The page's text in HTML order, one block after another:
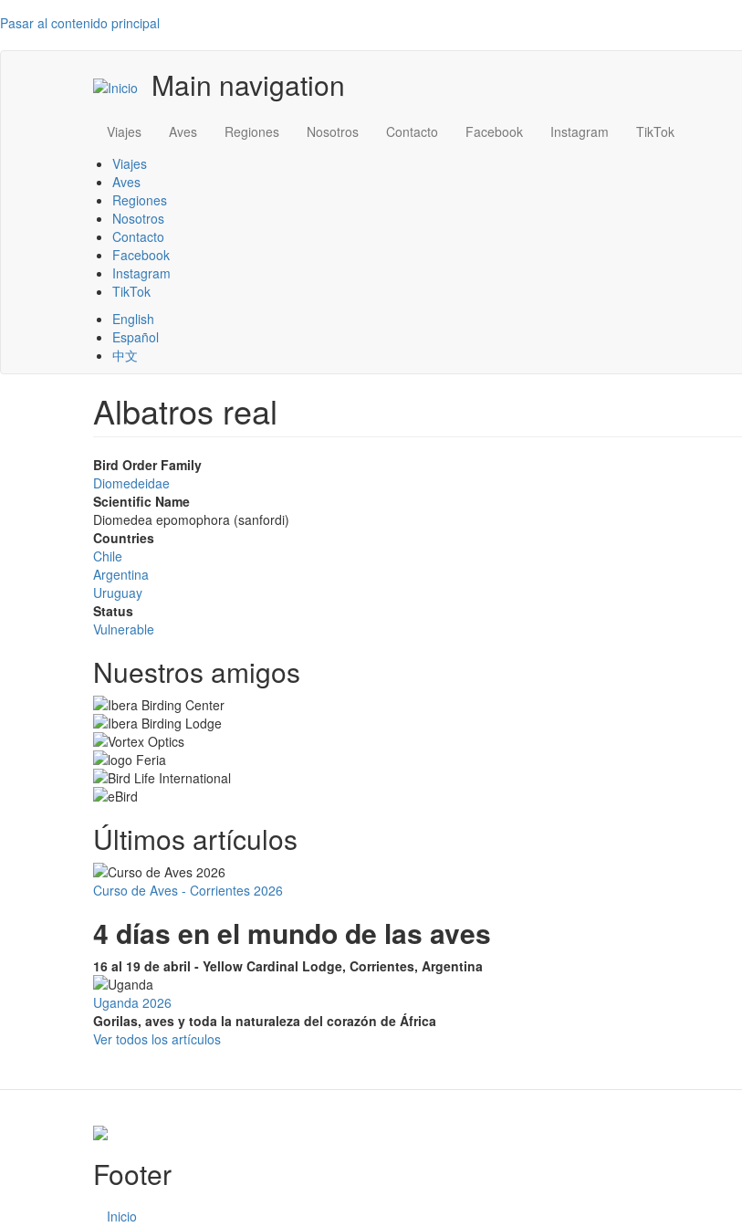
Pasar al contenido principal
Main navigation
Viajes Aves Regiones Nosotros Contacto Facebook Instagram
TikTok
Viajes
Aves
Regiones
Nosotros
Contacto
Facebook
Instagram
TikTok
English
Español
中文
Albatros real
Bird Order Family
Diomedeidae
Scientific Name
Diomedea epomophora (sanfordi)
Countries
Chile
Argentina
Uruguay
Status
Vulnerable
Nuestros amigos
Últimos artículos
Curso de Aves - Corrientes 2026
4 días en el mundo de las aves
16 al 19 de abril - Yellow Cardinal Lodge, Corrientes, Argentina
Uganda 2026
Gorilas, aves y toda la naturaleza del corazón de África
Ver todos los artículos
Footer
Inicio